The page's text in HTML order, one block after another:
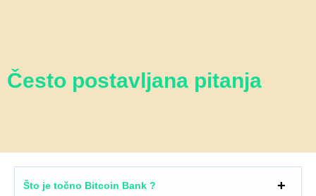
Često postavljana pitanja
Što je točno Bitcoin Bank ?